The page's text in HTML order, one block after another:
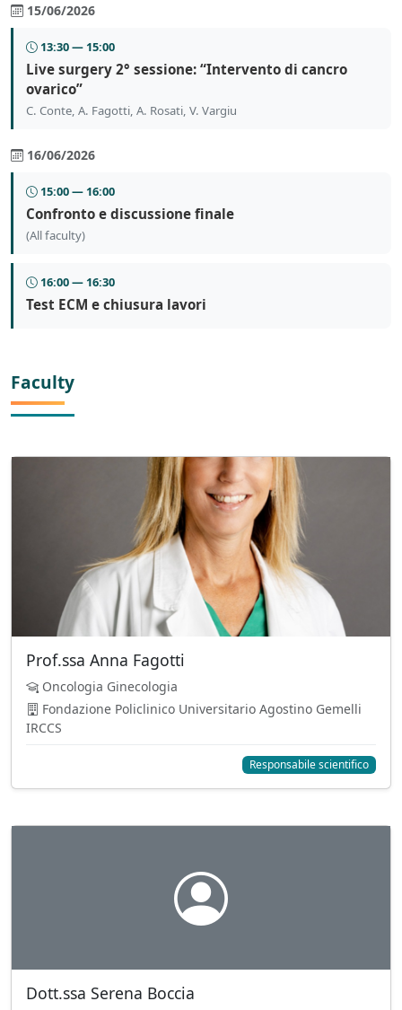
15/06/2026
13:30 — 15:00
Live surgery 2° sessione: “Intervento di cancro
ovarico”
C. Conte, A. Fagotti, A. Rosati, V. Vargiu
16/06/2026
15:00 — 16:00
Confronto e discussione finale
(All faculty)
16:00 — 16:30
Test ECM e chiusura lavori
Faculty
Prof.ssa Anna Fagotti
Oncologia Ginecologia
Fondazione Policlinico Universitario Agostino Gemelli
IRCCS
Responsabile scientifico
Dott.ssa Serena Boccia